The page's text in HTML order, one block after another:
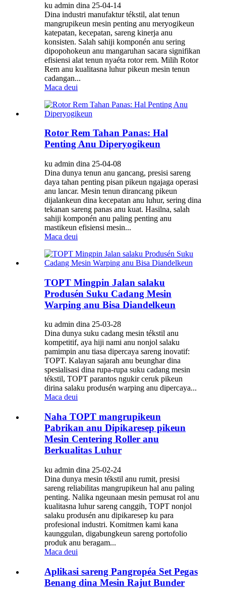
ku admin dina 25-04-14
Dina industri manufaktur tékstil, alat tenun
mangrupikeun mesin penting anu meryogikeun
katepatan, kecepatan, sareng kinerja anu
konsisten. Salah sahiji komponén anu sering
dipopohokeun anu mangaruhan sacara signifikan
efisiensi alat tenun nyaéta rotor rem. Milih Rotor
Rem anu kualitasna luhur pikeun mesin tenun
cadangan...
Maca deui
Rotor Rem Tahan Panas: Hal
Penting Anu Diperyogikeun
ku admin dina 25-04-08
Dina dunya tenun anu gancang, presisi sareng
daya tahan penting pisan pikeun ngajaga operasi
anu lancar. Mesin tenun dirancang pikeun
dijalankeun dina kecepatan anu luhur, sering dina
tekanan sareng panas anu kuat. Hasilna, salah
sahiji komponén anu paling penting anu
mastikeun efisiensi mesin...
Maca deui
TOPT Mingpin Jalan salaku
Produsén Suku Cadang Mesin
Warping anu Bisa Diandelkeun
ku admin dina 25-03-28
Dina dunya suku cadang mesin tékstil anu
kompetitif, aya hiji nami anu nonjol salaku
pamimpin anu tiasa dipercaya sareng inovatif:
TOPT. Kalayan sajarah anu beunghar dina
spesialisasi dina rupa-rupa suku cadang mesin
tékstil, TOPT parantos ngukir ceruk pikeun
dirina salaku produsén warping anu dipercaya...
Maca deui
Naha TOPT mangrupikeun
Pabrikan anu Dipikaresep pikeun
Mesin Centering Roller anu
Berkualitas Luhur
ku admin dina 25-02-24
Dina dunya mesin tékstil anu rumit, presisi
sareng reliabilitas mangrupikeun hal anu paling
penting. Nalika ngeunaan mesin pemusat rol anu
kualitasna luhur sareng canggih, TOPT nonjol
salaku produsén anu dipikaresep ku para
profesional industri. Komitmen kami kana
kaunggulan, digabungkeun sareng portofolio
produk anu beragam...
Maca deui
Aplikasi sareng Pangropéa Set Pegas
Benang dina Mesin Rajut Bunder